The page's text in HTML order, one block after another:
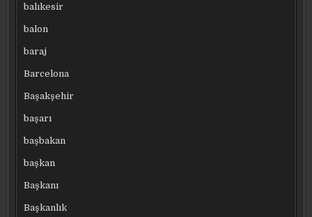
balıkesir
balon
baraj
Barcelona
Başakşehir
başarı
başbakan
başkan
Başkanı
Başkanlık